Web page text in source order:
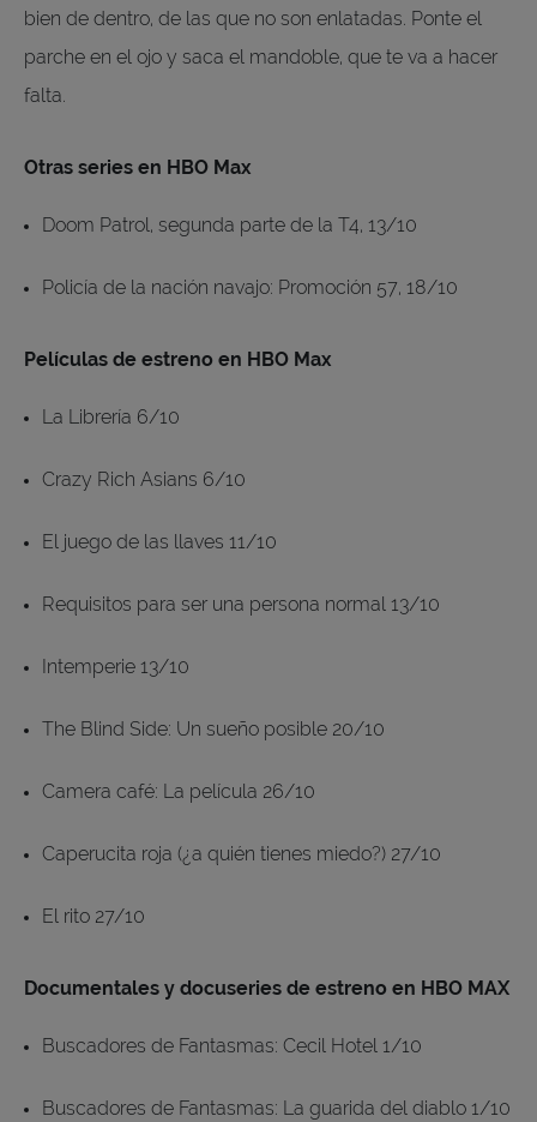
bien de dentro, de las que no son enlatadas. Ponte el
parche en el ojo y saca el mandoble, que te va a hacer
falta.
Otras series en HBO Max
Doom Patrol, segunda parte de la T4, 13/10
Policía de la nación navajo: Promoción 57, 18/10
Películas de estreno en HBO Max
La Librería 6/10
Crazy Rich Asians 6/10
El juego de las llaves 11/10
Requisitos para ser una persona normal 13/10
Intemperie 13/10
The Blind Side: Un sueño posible 20/10
Camera café: La película 26/10
Caperucita roja (¿a quién tienes miedo?) 27/10
El rito 27/10
Documentales y docuseries de estreno en HBO MAX
Buscadores de Fantasmas: Cecil Hotel 1/10
Buscadores de Fantasmas: La guarida del diablo 1/10